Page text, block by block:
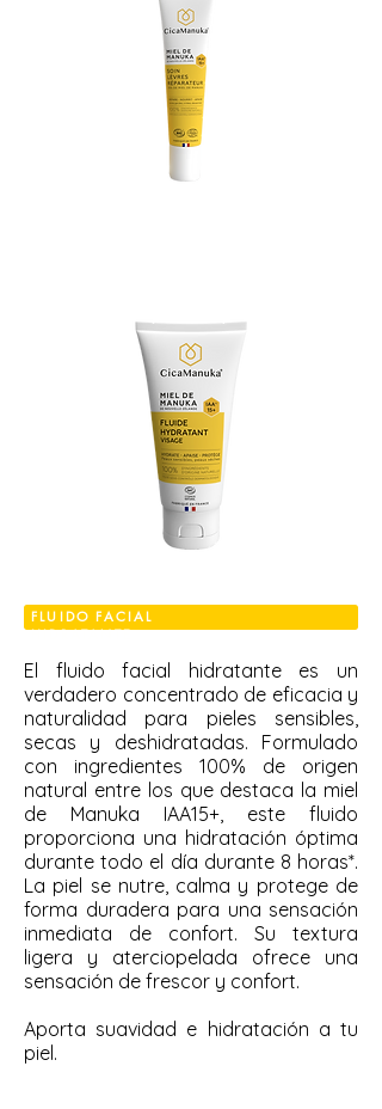
FLUIDO FACIAL
HIDRATANTE
El fluido facial hidratante es un
verdadero concentrado de eficacia y
naturalidad para pieles sensibles,
secas y deshidratadas. Formulado
con ingredientes 100% de origen
natural entre los que destaca la miel
de Manuka IAA15+, este fluido
proporciona una hidratación óptima
durante todo el día durante 8 horas*.
La piel se nutre, calma y protege de
forma duradera para una sensación
inmediata de confort. Su textura
ligera y aterciopelada ofrece una
sensación de frescor y confort.
Aporta suavidad e hidratación a tu
piel.